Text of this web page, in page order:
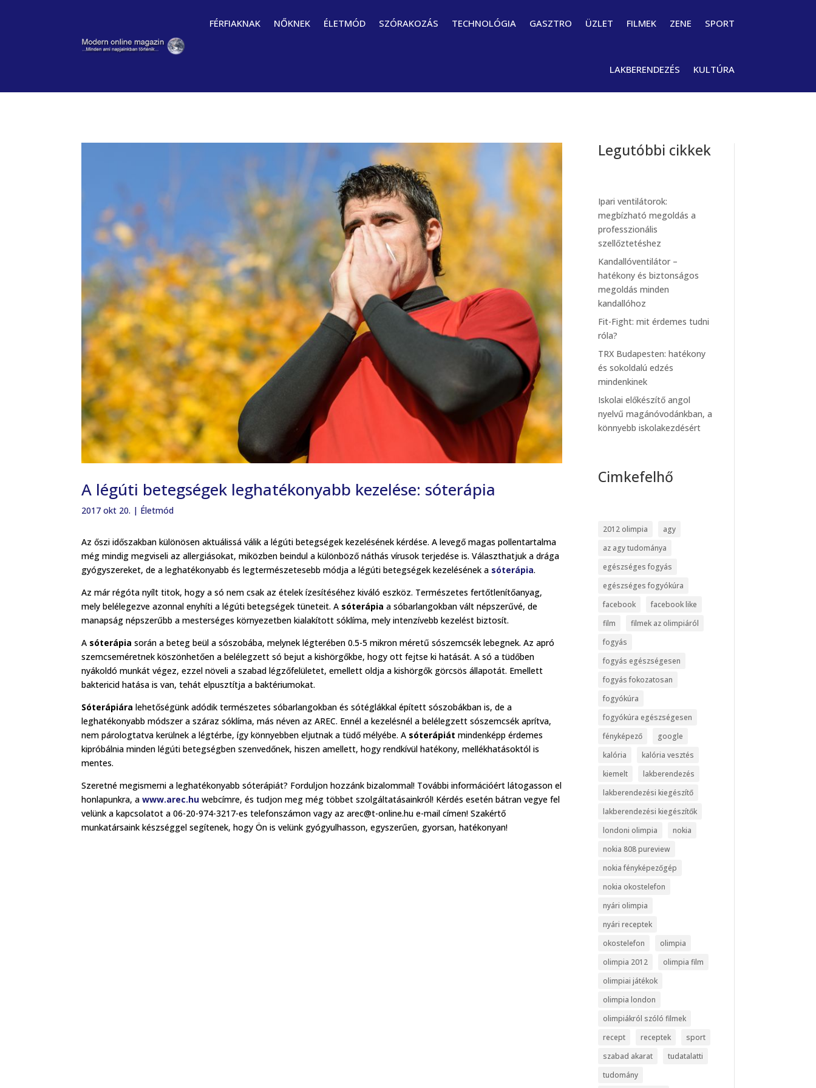
FÉRFIAKNAK NŐKNEK ÉLETMÓD SZÓRAKOZÁS TECHNOLÓGIA GASZTRO ÜZLET FILMEK ZENE SPORT
LAKBERENDEZÉS KULTÚRA
A légúti betegségek leghatékonyabb kezelése: sóterápia
2017 okt 20. | Életmód
Az őszi időszakban különösen aktuálissá válik a légúti betegségek kezelésének kérdése. A levegő magas pollentartalma
még mindig megviseli az allergiásokat, miközben beindul a különböző náthás vírusok terjedése is. Választhatjuk a drága
gyógyszereket, de a leghatékonyabb és legtermészetesebb módja a légúti betegségek kezelésének a sóterápia.
Az már régóta nyílt titok, hogy a só nem csak az ételek ízesítéséhez kiváló eszköz. Természetes fertőtlenítőanyag,
mely belélegezve azonnal enyhíti a légúti betegségek tüneteit. A sóterápia a sóbarlangokban vált népszerűvé, de
manapság népszerűbb a mesterséges környezetben kialakított sóklíma, mely intenzívebb kezelést biztosít.
A sóterápia során a beteg beül a sószobába, melynek légterében 0.5-5 mikron méretű sószemcsék lebegnek. Az apró
szemcseméretnek köszönhetően a belélegzett só bejut a kishörgőkbe, hogy ott fejtse ki hatását. A só a tüdőben
nyákoldó munkát végez, ezzel növeli a szabad légzőfelületet, emellett oldja a kishörgők görcsös állapotát. Emellett
baktericid hatása is van, tehát elpusztítja a baktériumokat.
Sóterápiáralehetőségünk adódik természetes sóbarlangokban és sótéglákkal épített sószobákban is, de a
leghatékonyabb módszer a száraz sóklíma, más néven az AREC. Ennél a kezelésnél a belélegzett sószemcsék aprítva,
nem párologtatva kerülnek a légtérbe, így könnyebben eljutnak a tüdő mélyébe. A sóterápiát mindenképp érdemes
kipróbálnia minden légúti betegségben szenvedőnek, hiszen amellett, hogy rendkívül hatékony, mellékhatásoktól is
mentes.
Szeretné megismerni a leghatékonyabb sóterápiát? Forduljon hozzánk bizalommal! További információért látogasson el
honlapunkra, awww.arec.hu webcímre, és tudjon meg még többet szolgáltatásainkról! Kérdés esetén bátran vegye fel
velünk a kapcsolatot a 06-20-974-3217-es telefonszámon vagy az arec@t-online.hu e-mail címen! Szakértő
munkatársaink készséggel segítenek, hogy Ön is velünk gyógyulhasson, egyszerűen, gyorsan, hatékonyan!
Legutóbbi cikkek
Ipari ventilátorok:
megbízható megoldás a
professzionális
szellőztetéshez
Kandallóventilátor –
hatékony és biztonságos
megoldás minden
kandallóhoz
Fit-Fight: mit érdemes tudni
róla?
TRX Budapesten: hatékony
és sokoldalú edzés
mindenkinek
Iskolai előkészítő angol
nyelvű magánóvodánkban, a
könnyebb iskolakezdésért
Cimkefelhő
2012 olimpia
agy
az agy tudománya
egészséges fogyás
egészséges fogyókúra
facebook
facebook like
film
filmek az olimpiáról
fogyás
fogyás egészségesen
fogyás fokozatosan
fogyókúra
fogyókúra egészségesen
fényképező
google
kalória
kalória vesztés
kiemelt
lakberendezés
lakberendezési kiegészítő
lakberendezési kiegészítők
londoni olimpia
nokia
nokia 808 pureview
nokia fényképezőgép
nokia okostelefon
nyári olimpia
nyári receptek
okostelefon
olimpia
olimpia 2012
olimpia film
olimpiai játékok
olimpia london
olimpiákról szóló filmek
recept
receptek
sport
szabad akarat
tudatalatti
tudomány